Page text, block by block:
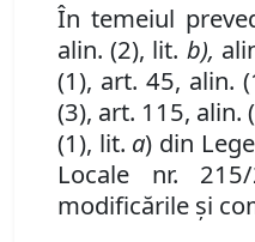
În temeiul
alin. (2), lit. b),
(1), art. 45, alin.
(3), art. 115, alin.
(1), lit. a) din
Locale nr.
modificările şi